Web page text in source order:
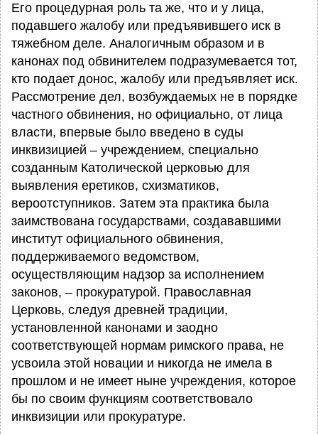
Его процедурная роль та же, что и у лица,
подавшего жалобу или предъявившего иск в
тяжебном деле. Аналогичным образом и в
канонах под обвинителем подразумевается тот,
кто подает донос, жалобу или предъявляет иск.
Рассмотрение дел, возбуждаемых не в порядке
частного обвинения, но официально, от лица
власти, впервые было введено в суды
инквизицией – учреждением, специально
созданным Католической церковью для
выявления еретиков, схизматиков,
вероотступников. Затем эта практика была
заимствована государствами, создававшими
институт официального обвинения,
поддерживаемого ведомством,
осуществляющим надзор за исполнением
законов, – прокуратурой. Православная
Церковь, следуя древней традиции,
установленной канонами и заодно
соответствующей нормам римского права, не
усвоила этой новации и никогда не имела в
прошлом и не имеет ныне учреждения, которое
бы по своим функциям соответствовало
инквизиции или прокуратуре.